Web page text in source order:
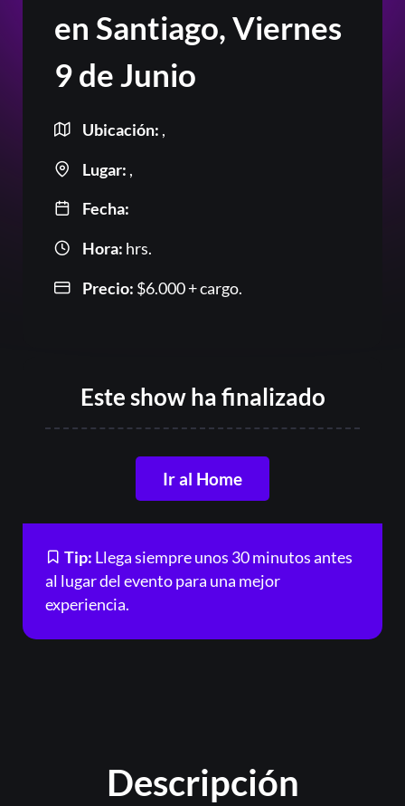
en Santiago, Viernes
9 de Junio
Ubicación: ,
Lugar: ,
Fecha:
Hora: hrs.
Precio: $6.000+ cargo.
Este show ha finalizado
Ir al Home
Tip: Llega siempre unos 30 minutos antes
al lugar del evento para una mejor
experiencia.
Descripción